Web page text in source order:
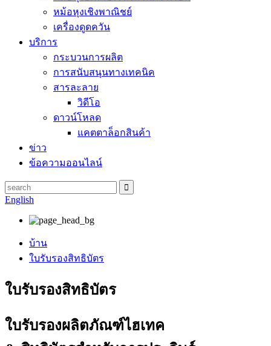
หม้อหุงเชิงพาณิชย์
เครื่องดูดควัน
บริการ
กระบวนการผลิต
การสนับสนุนทางเทคนิค
สารละลาย
วิดีโอ
ดาวน์โหลด
แคตตาล็อกสินค้า
ข่าว
ข้อความออนไลน์
English
บ้าน
ใบรับรองสิทธิบัตร
ใบรับรองสิทธิบัตร
ใบรับรองผลิตภัณฑ์ไฮเทค